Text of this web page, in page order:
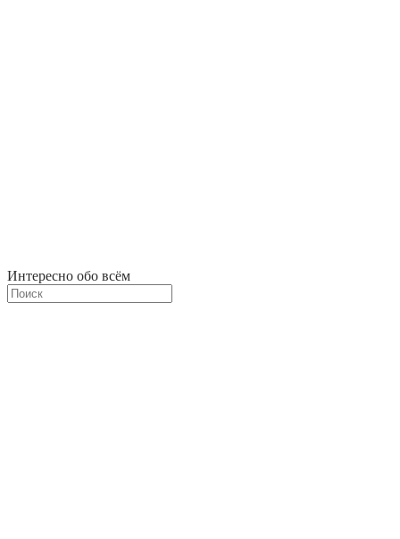
Интересно обо всём